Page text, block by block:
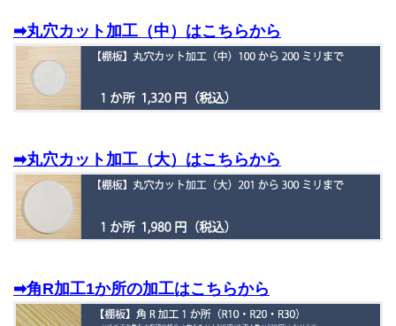
➡丸穴カット加工（中）はこちらから
➡丸穴カット加工（大）はこちらから
➡角R加工1か所の加工はこちらから